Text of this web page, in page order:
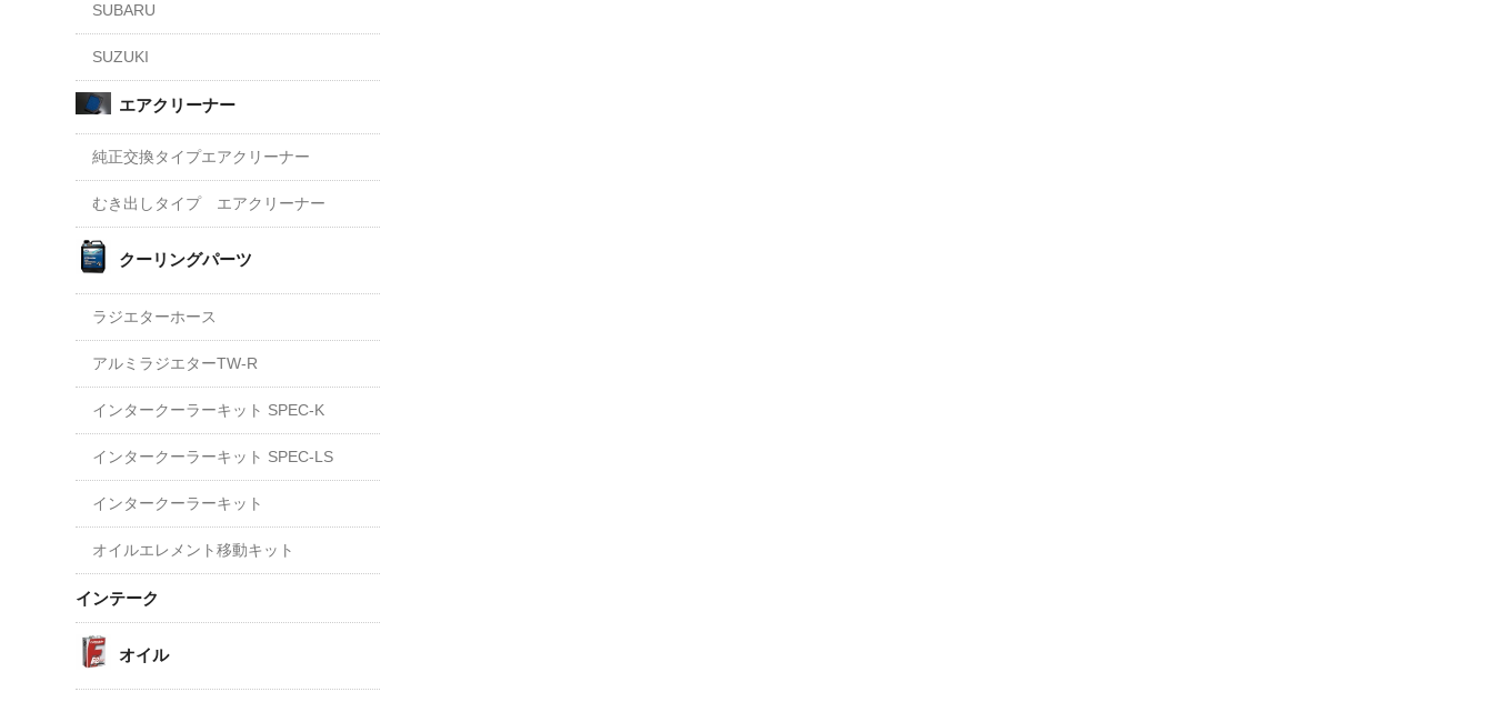
SUBARU
SUZUKI
エアクリーナー
純正交換タイプエアクリーナー
むき出しタイプ エアクリーナー
クーリングパーツ
ラジエターホース
アルミラジエターTW-R
インタークーラーキット SPEC-K
インタークーラーキット SPEC-LS
インタークーラーキット
オイルエレメント移動キット
インテーク
オイル